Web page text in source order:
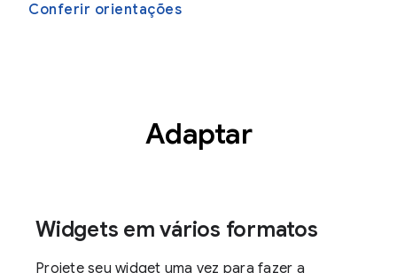
Conferir orientações
Adaptar
Widgets em vários formatos
Projete seu widget uma vez para fazer a